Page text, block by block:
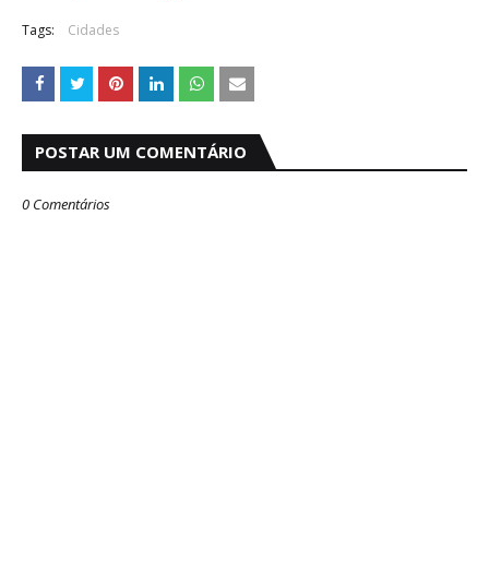
Tags: Cidades
POSTAR UM COMENTÁRIO
0 Comentários